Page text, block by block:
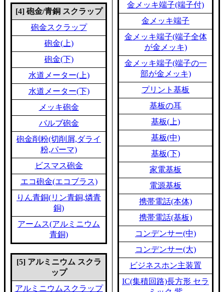
[4] 砲金/青銅 スクラップ
砲金スクラップ
砲金(上)
砲金(下)
水道メーター(上)
水道メーター(下)
メッキ砲金
バルブ砲金
砲金削粉(切削屑,ダライ
粉,パーマ)
ビスマス砲金
エコ砲金(エコブラス)
りん青銅(リン青銅,燐青
銅)
アームス(アルミニウム
青銅)
[5] アルミニウム スクラ
ップ
アルミニウムスクラップ
金メッキ端子(端子付)
金メッキ端子
金メッキ端子(端子全体
が金メッキ)
金メッキ端子(端子の一
部が金メッキ)
プリント基板
基板の耳
基板(上)
基板(中)
基板(下)
家電基板
電源基板
携帯電話(本体)
携帯電話(基板)
コンデンサー(中)
コンデンサー(大)
ビジネスホン主装置
IC(集積回路)長方形 セラ